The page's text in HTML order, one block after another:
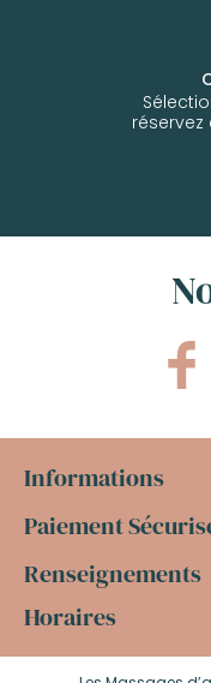
Informations
Paiement
Renseignements
Horaires